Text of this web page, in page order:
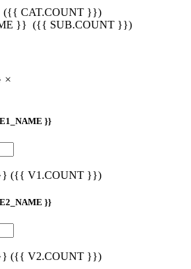
({{ CAT.COUNT }})
}} ({{ SUB.COUNT }})
×
}}
({{ V1.COUNT }})
}}
({{ V2.COUNT }})